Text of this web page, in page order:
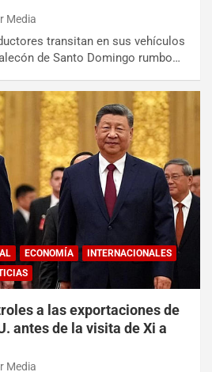
Media
transitan en sus vehículos
de Santo Domingo rumbo…
ECONOMÍA
INTERNACIONALES
a las exportaciones de
antes de la visita de Xi a
Media